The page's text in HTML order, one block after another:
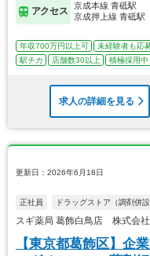
アクセス
京成本線 青砥駅
京成押上線 青砥駅
年収700万円以上可 未経験者も応
駅チカ
店舗数30以上 積極採用中
求人の詳細を見る
更新日：2026年6月18日
正社員 ドラッグストア（調剤併設
スギ薬局 葛飾白鳥店 株式会
【東京都葛飾区】企